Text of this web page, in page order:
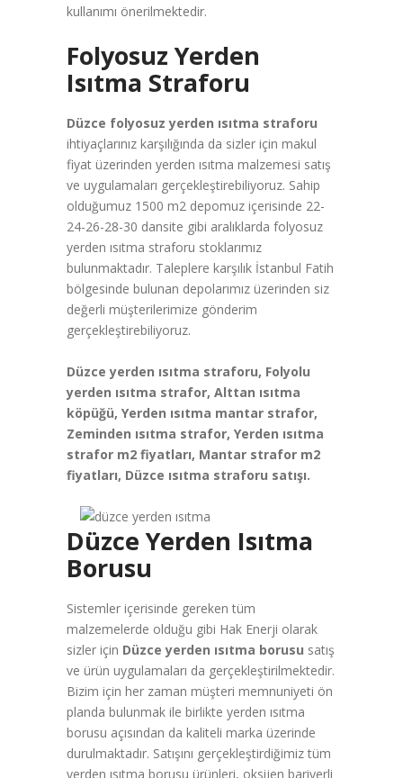
kullanımı önerilmektedir.
Folyosuz Yerden
Isıtma Straforu
Düzce folyosuz yerden ısıtma straforu
ihtiyaçlarınız karşılığında da sizler için makul
fiyat üzerinden yerden ısıtma malzemesi satış
ve uygulamaları gerçekleştirebiliyoruz. Sahip
olduğumuz 1500 m2 depomuz içerisinde 22-
24-26-28-30 dansite gibi aralıklarda folyosuz
yerden ısıtma straforu stoklarımız
bulunmaktadır. Taleplere karşılık İstanbul Fatih
bölgesinde bulunan depolarımız üzerinden siz
değerli müşterilerimize gönderim
gerçekleştirebiliyoruz.
Düzce yerden ısıtma straforu, Folyolu
yerden ısıtma strafor, Alttan ısıtma
köpüğü, Yerden ısıtma mantar strafor,
Zeminden ısıtma strafor, Yerden ısıtma
strafor m2 fiyatları, Mantar strafor m2
fiyatları, Düzce ısıtma straforu satışı.
Düzce Yerden Isıtma
Borusu
Sistemler içerisinde gereken tüm
malzemelerde olduğu gibi Hak Enerji olarak
sizler için Düzce yerden ısıtma borusu satış
ve ürün uygulamaları da gerçekleştirilmektedir.
Bizim için her zaman müşteri memnuniyeti ön
planda bulunmak ile birlikte yerden ısıtma
borusu açısından da kaliteli marka üzerinde
durulmaktadır. Satışını gerçekleştirdiğimiz tüm
yerden ısıtma borusu ürünleri, oksijen bariyerli